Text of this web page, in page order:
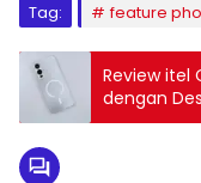
Tag: feature
Review itel
dengan